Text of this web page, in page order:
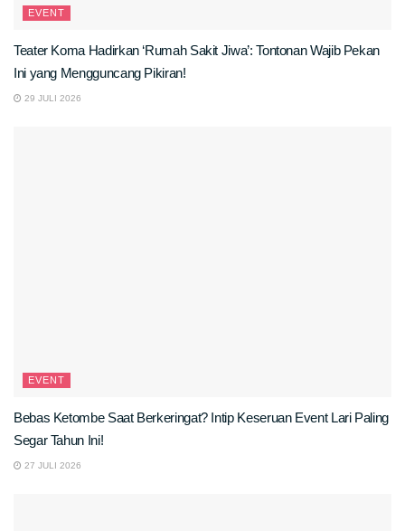
EVENT
Teater Koma Hadirkan ‘Rumah Sakit Jiwa’: Tontonan Wajib Pekan
Ini yang Mengguncang Pikiran!
29 JULI 2026
EVENT
Bebas Ketombe Saat Berkeringat? Intip Keseruan Event Lari Paling
Segar Tahun Ini!
27 JULI 2026